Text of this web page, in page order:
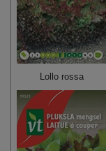
Lollo rossa